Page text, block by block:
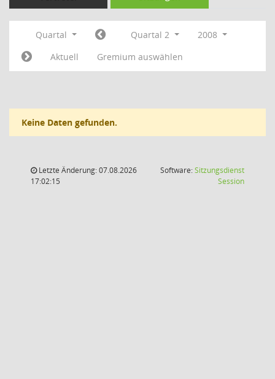
Quartal Quartal 2
2008
Aktuell
Gremium auswählen
Keine Daten gefunden.
Letzte Änderung: 07.08.2026
17:02:15
Software:Sitzungsdienst
Session(Wird in